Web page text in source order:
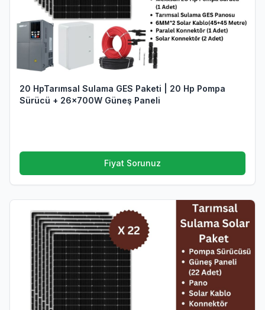
20 HpTarımsal Sulama GES Paketi | 20 Hp Pompa
Sürücü + 26x700W Güneş Paneli
Fiyat Sorunuz